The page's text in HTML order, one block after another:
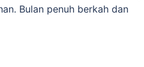
Bulan penuh berkah dan